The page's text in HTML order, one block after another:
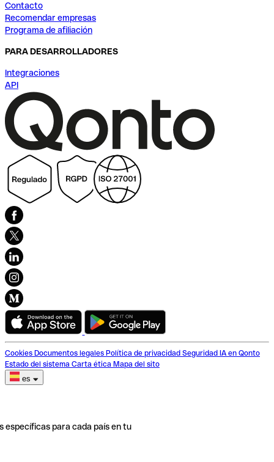
Contacto
Recomendar empresas
Programa de afiliación
PARA DESARROLLADORES
Integraciones
API
Cookies Documentos legales Política de privacidad Seguridad IA en Qonto
Estado del sistema Carta ética Mapa del sito
es
específicas para cada país en tu